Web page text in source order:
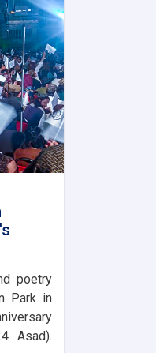
poetry
Park in
Asad).